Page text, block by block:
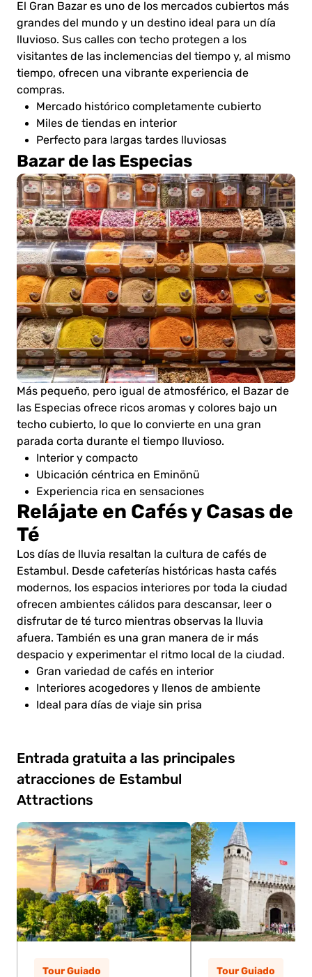
El Gran Bazar es uno de los mercados cubiertos más
grandes del mundo y un destino ideal para un día
lluvioso. Sus calles con techo protegen a los
visitantes de las inclemencias del tiempo y, al mismo
tiempo, ofrecen una vibrante experiencia de
compras.
Mercado histórico completamente cubierto
Miles de tiendas en interior
Perfecto para largas tardes lluviosas
Bazar de las Especias
Más pequeño, pero igual de atmosférico, el Bazar de
las Especias ofrece ricos aromas y colores bajo un
techo cubierto, lo que lo convierte en una gran
parada corta durante el tiempo lluvioso.
Interior y compacto
Ubicación céntrica en Eminönü
Experiencia rica en sensaciones
Relájate en Cafés y Casas de
Té
Los días de lluvia resaltan la cultura de cafés de
Estambul. Desde cafeterías históricas hasta cafés
modernos, los espacios interiores por toda la ciudad
ofrecen ambientes cálidos para descansar, leer o
disfrutar de té turco mientras observas la lluvia
afuera. También es una gran manera de ir más
despacio y experimentar el ritmo local de la ciudad.
Gran variedad de cafés en interior
Interiores acogedores y llenos de ambiente
Ideal para días de viaje sin prisa
Entrada gratuita a las principales
atracciones de Estambul
Attractions
Tour Guiado Tour Guiado